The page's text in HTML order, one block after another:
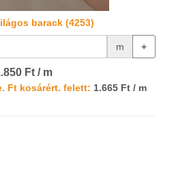
barack (4253)
m +
Ft / m
Ft kosárért. felett: 1.665 Ft / m